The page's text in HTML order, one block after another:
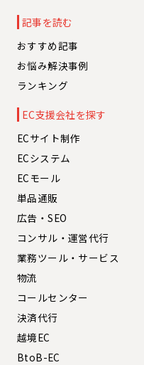
記事を読む
おすすめ記事
お悩み解決事例
ランキング
EC支援会社を探す
ECサイト制作
ECシステム
ECモール
単品通販
広告・SEO
コンサル・運営代行
業務ツール・サービス
物流
コールセンター
決済代行
越境EC
BtoB-EC